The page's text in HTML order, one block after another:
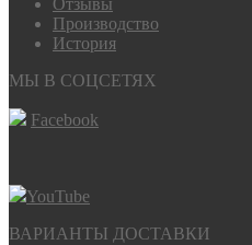
Отзывы
Производство
История
МЫ В СОЦСЕТЯХ
Facebook
YouTube
ВАРИАНТЫ ДОСТАВКИ